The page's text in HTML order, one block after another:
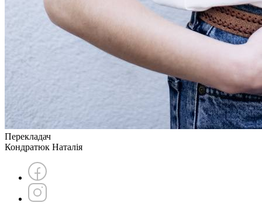
Перекладач
Кондратюк Наталія